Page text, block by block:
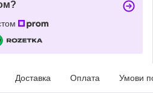
Доставка Оплата Умови